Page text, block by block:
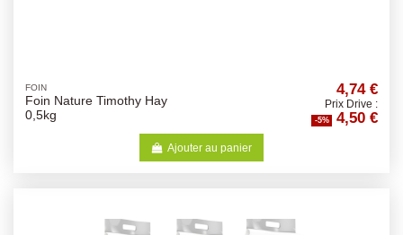
FOIN
Foin Nature Timothy Hay
0,5kg
4,74 €
Prix Drive :
-5% 4,50 €
Ajouter au panier